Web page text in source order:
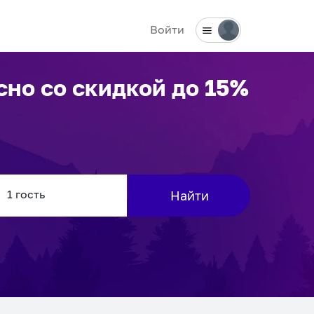
Войти
со скидкой до 15%
Найти